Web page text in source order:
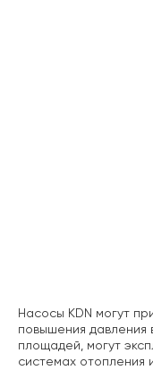
Насосы KDN могут
повышения давления
площадей, могут
системах отопления